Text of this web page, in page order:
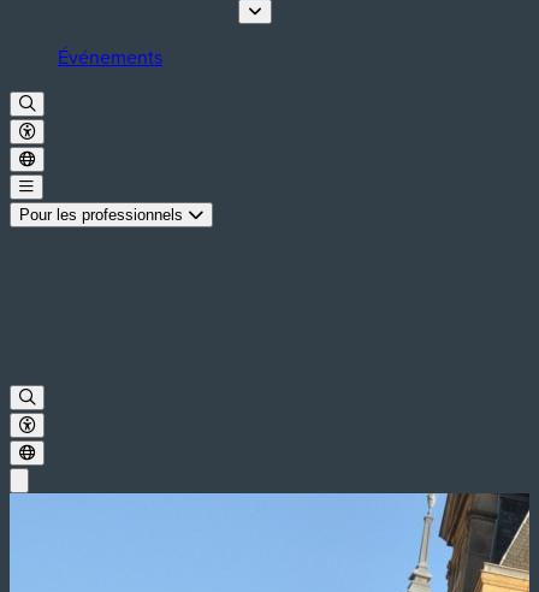
Événements
Pour les professionnels